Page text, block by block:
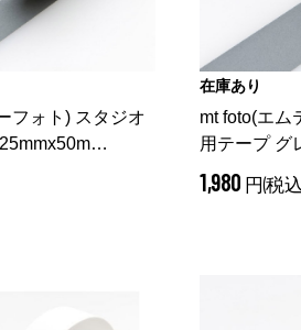
フォト) スタジオ
在庫あり
mt foto(エム
用テープ グ
MTFOTO08
1,980 円(税